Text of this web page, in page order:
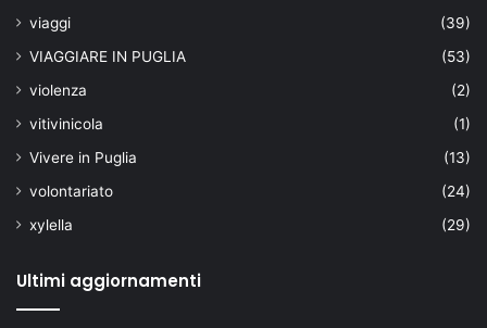
viaggi
(39)
VIAGGIARE IN PUGLIA
(53)
violenza
(2)
vitivinicola
(1)
Vivere in Puglia
(13)
volontariato
(24)
xylella
(29)
Ultimi aggiornamenti